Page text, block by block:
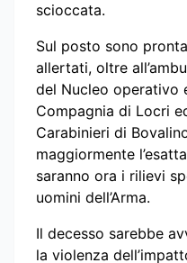
scioccata.
Sul posto sono
allertati, oltre
del Nucleo operativo
Compagnia di Locri
Carabinieri di
maggiormente
saranno ora i rilievi
uomini dell’Arma.
Il decesso sarebbe
la violenza